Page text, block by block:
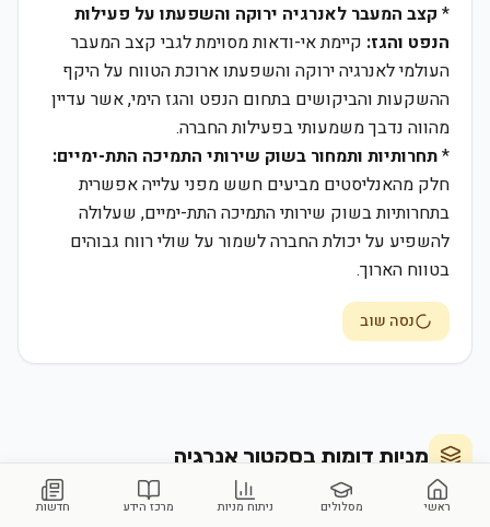
* קצב המעבר לאנרגיה ירוקה והשפעתו על פעילות
הנפט והגז: קיימת אי-ודאות מסוימת לגבי קצב המעבר
העולמי לאנרגיה ירוקה והשפעתו ארוכת הטווח על היקף
ההשקעות והביקושים בתחום הנפט והגז הימי, אשר עדיין
מהווה נדבך משמעותי בפעילות החברה.
*תחרותיות ותמחור בשוק שירותי התמיכה התת-ימיים:
חלק מהאנליסטים מביעים חשש מפני עלייה אפשרית
בתחרותיות בשוק שירותי התמיכה התת-ימיים, שעלולה
להשפיע על יכולת החברה לשמור על שולי רווח גבוהים
בטווח הארוך.
נסה שוב
מניות דומות בסקטוראנרגיה
ראשי מסלולים ניתוח מניות מרכז הידע חדשות